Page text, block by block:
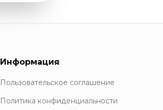
Информация
Пользовательское соглашение
Политика конфиденциальности